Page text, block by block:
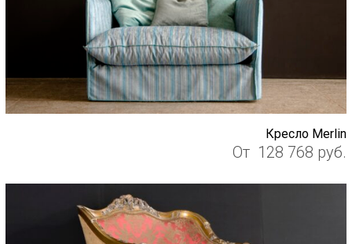
Кресло Merlin
От 128 768 руб.